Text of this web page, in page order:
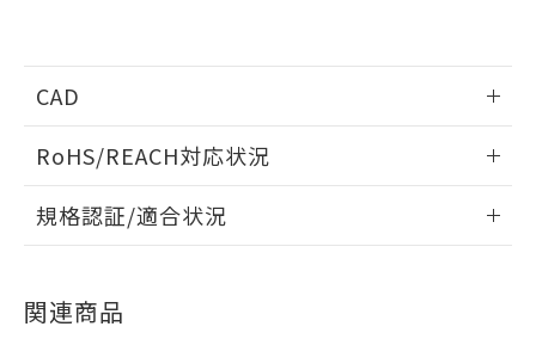
CAD
ログイン/会員登録いただくと、CADデータをダウンロー
ドすることができます。
RoHS/REACH対応状況
EU RoHS 注意事項・凡例
対応状況 ※1
規格認証/適合状況
Yes
関連商品